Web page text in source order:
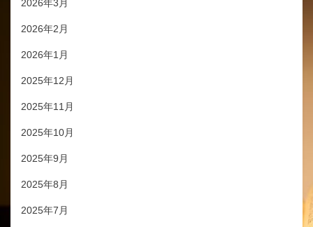
2026年3月
2026年2月
2026年1月
2025年12月
2025年11月
2025年10月
2025年9月
2025年8月
2025年7月